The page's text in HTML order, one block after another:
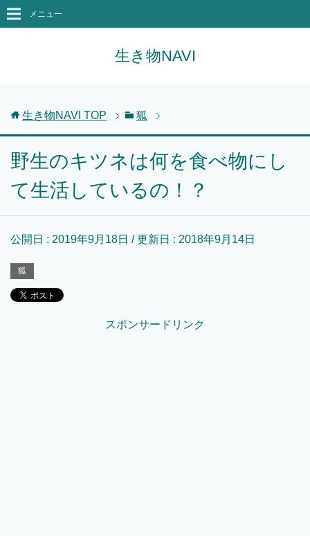
生き物NAVI
メニュー
生き物NAVI TOP 狐
野生のキツネは何を食べ物にし
て生活しているの！？
公開日 : 2019年9月18日 / 更新日 : 2018年9月14日
狐
スポンサードリンク